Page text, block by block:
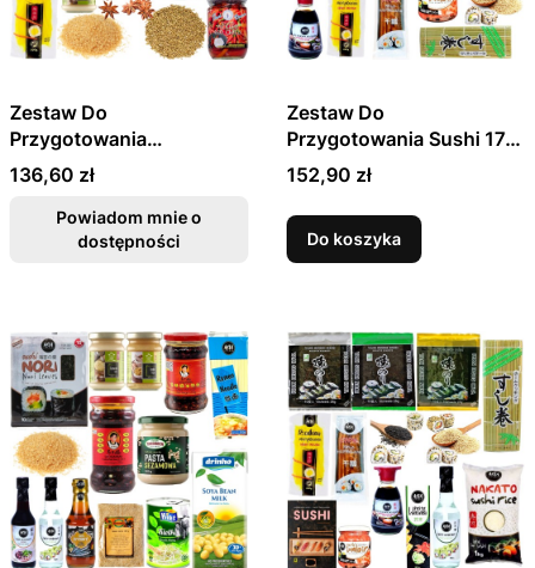
Zestaw Do
Przygotowania
Tradycyjnej Aromatycznej
Wietnamskiej Zupy PHO
15 Produktów
Cena
136,60 zł
Powiadom mnie o
dostępności
Zestaw Do
Przygotowania Sushi 17
Produktów - Rozmiar XL
Cena
152,90 zł
Do koszyka